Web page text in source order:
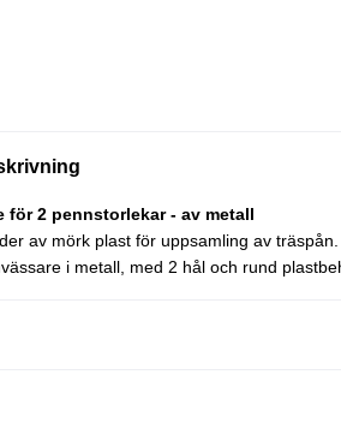
för 2 pennstorlekar - av metall
av mörk plast för uppsamling av träspån.
i metall, med 2 hål och rund